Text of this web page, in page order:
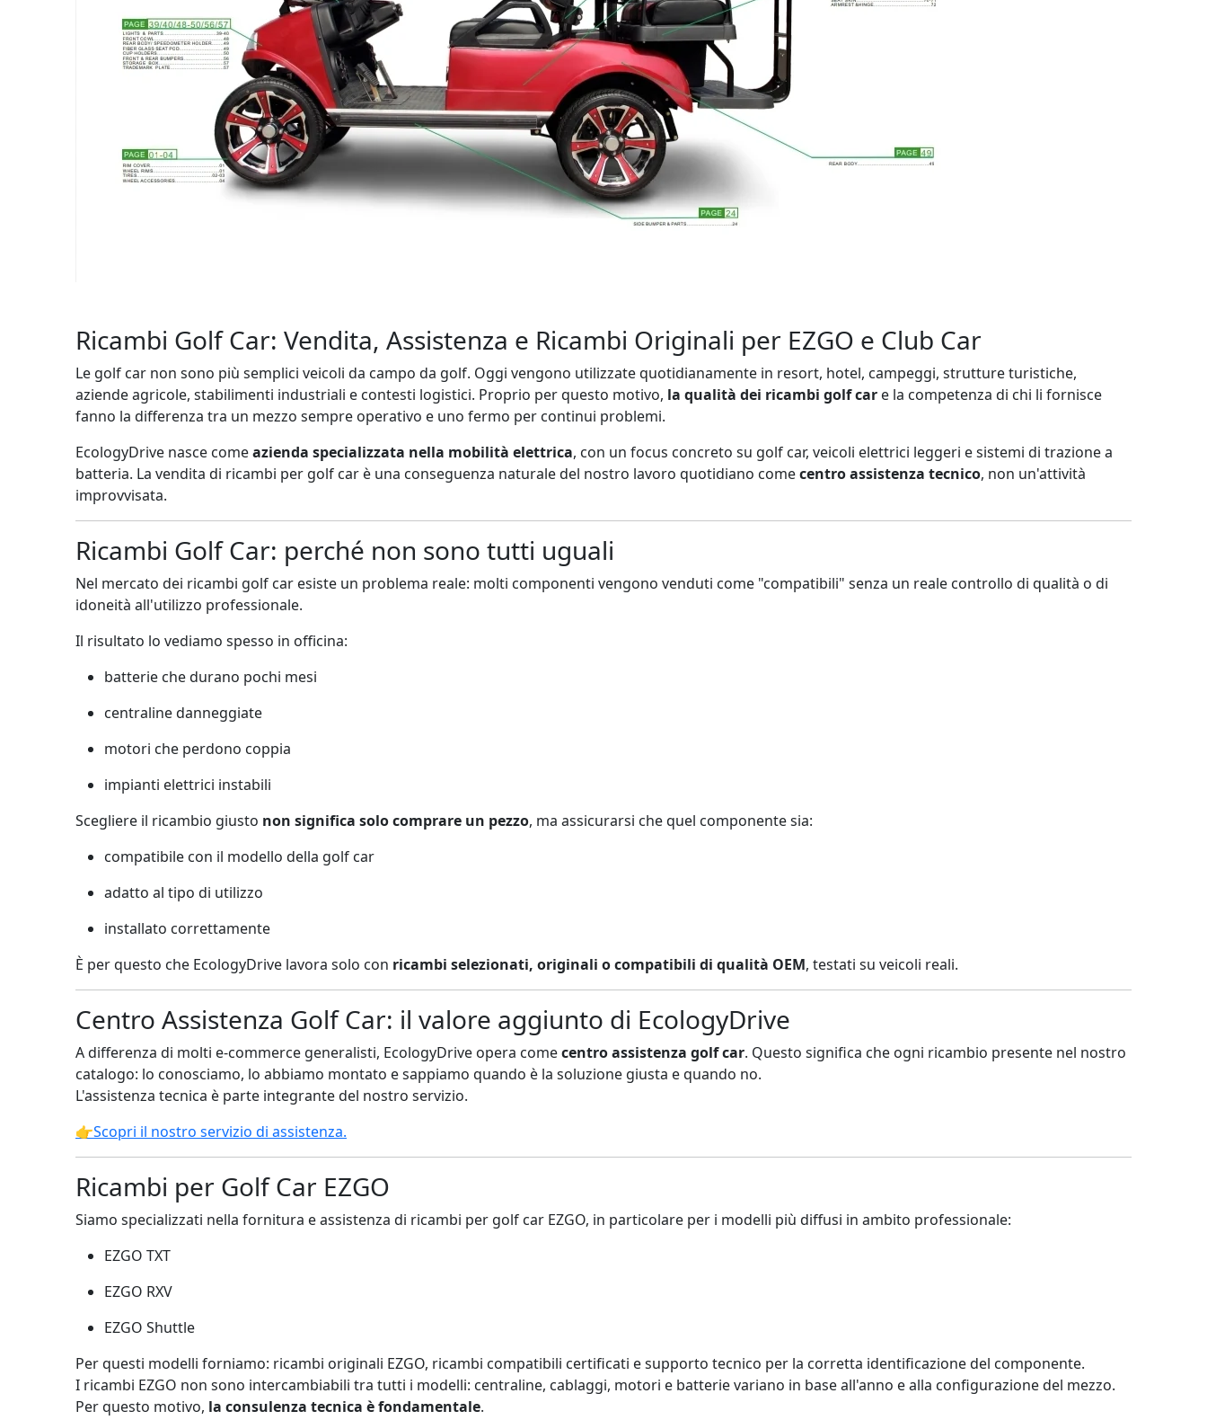
Ricambi Golf Car: Vendita, Assistenza e Ricambi Originali per EZGO e Club Car
Le golf car non sono più semplici veicoli da campo da golf. Oggi vengono utilizzate quotidianamente in resort, hotel, campeggi, strutture turistiche,
aziende agricole, stabilimenti industriali e contesti logistici. Proprio per questo motivo, la qualità dei ricambi golf car e la competenza di chi li fornisce
fanno la differenza tra un mezzo sempre operativo e uno fermo per continui problemi.
EcologyDrive nasce comeazienda specializzata nella mobilità elettrica, con un focus concreto su golf car, veicoli elettrici leggeri e sistemi di trazione a
batteria. La vendita di ricambi per golf car è una conseguenza naturale del nostro lavoro quotidiano comecentro assistenza tecnico, non un'attività
improvvisata.
Ricambi Golf Car: perché non sono tutti uguali
Nel mercato dei ricambi golf car esiste un problema reale: molti componenti vengono venduti come "compatibili" senza un reale controllo di qualità o di
idoneità all'utilizzo professionale.
Il risultato lo vediamo spesso in officina:
batterie che durano pochi mesi
centraline danneggiate
motori che perdono coppia
impianti elettrici instabili
Scegliere il ricambio giusto non significa solo comprare un pezzo, ma assicurarsi che quel componente sia:
compatibile con il modello della golf car
adatto al tipo di utilizzo
installato correttamente
È per questo che EcologyDrive lavora solo con ricambi selezionati, originali o compatibili di qualità OEM, testati su veicoli reali.
Centro Assistenza Golf Car: il valore aggiunto di EcologyDrive
A differenza di molti e-commerce generalisti, EcologyDrive opera comecentro assistenza golf car. Questo significa che ogni ricambio presente nel nostro
catalogo: lo conosciamo, lo abbiamo montato e sappiamo quando è la soluzione giusta e quando no.
L'assistenza tecnica è parte integrante del nostro servizio.
👉Scopri il nostro servizio di assistenza.
Ricambi per Golf Car EZGO
Siamo specializzati nella fornitura e assistenza di ricambi per golf car EZGO, in particolare per i modelli più diffusi in ambito professionale:
EZGO TXT
EZGO RXV
EZGO Shuttle
Per questi modelli forniamo: ricambi originali EZGO, ricambi compatibili certificati e supporto tecnico per la corretta identificazione del componente.
I ricambi EZGO non sono intercambiabili tra tutti i modelli: centraline, cablaggi, motori e batterie variano in base all'anno e alla configurazione del mezzo.
Per questo motivo, la consulenza tecnica è fondamentale.